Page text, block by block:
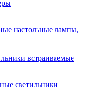
настольные лампы,
встраиваемые
светильники